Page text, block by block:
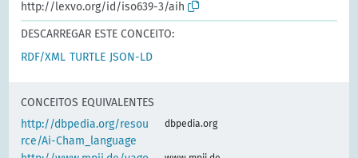
http://lexvo.org/id/iso639-3/aih
DESCARREGAR ESTE CONCEITO:
RDF/XML TURTLE JSON-LD
CONCEITOS EQUIVALENTES
http://dbpedia.org/resou
rce/Ai-Cham_language
dbpedia.org